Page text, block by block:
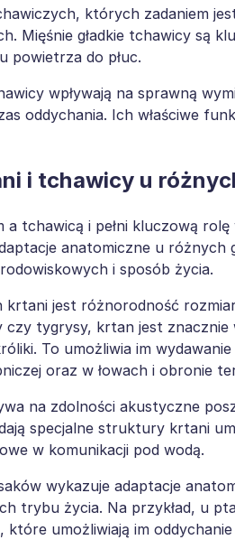
których zadaniem
Mięśnie gładkie tchawicy są
powietrza do płuc.
wpływają na sprawną
oddychania. Ich właściwe
i tchawicy u
tchawicą i pełni kluczową rolę
anatomiczne u różnych
i sposób życia.
jest różnorodność
tygrysy, krtan jest znacznie
To umożliwia im
oraz w łowach i obronie
na zdolności akustyczne
specjalne struktury krtani
w komunikacji pod wodą.
wykazuje adaptacje
trybu życia. Na przykład, u
umożliwiają im